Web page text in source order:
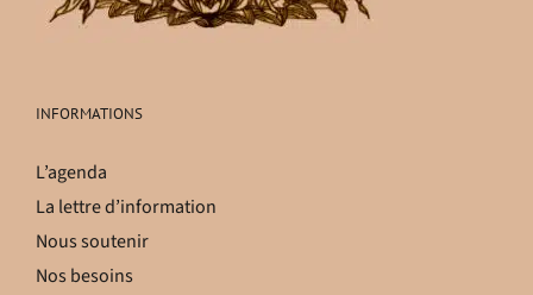
INFORMATIONS
L’agenda
La lettre d’information
Nous soutenir
Nos besoins